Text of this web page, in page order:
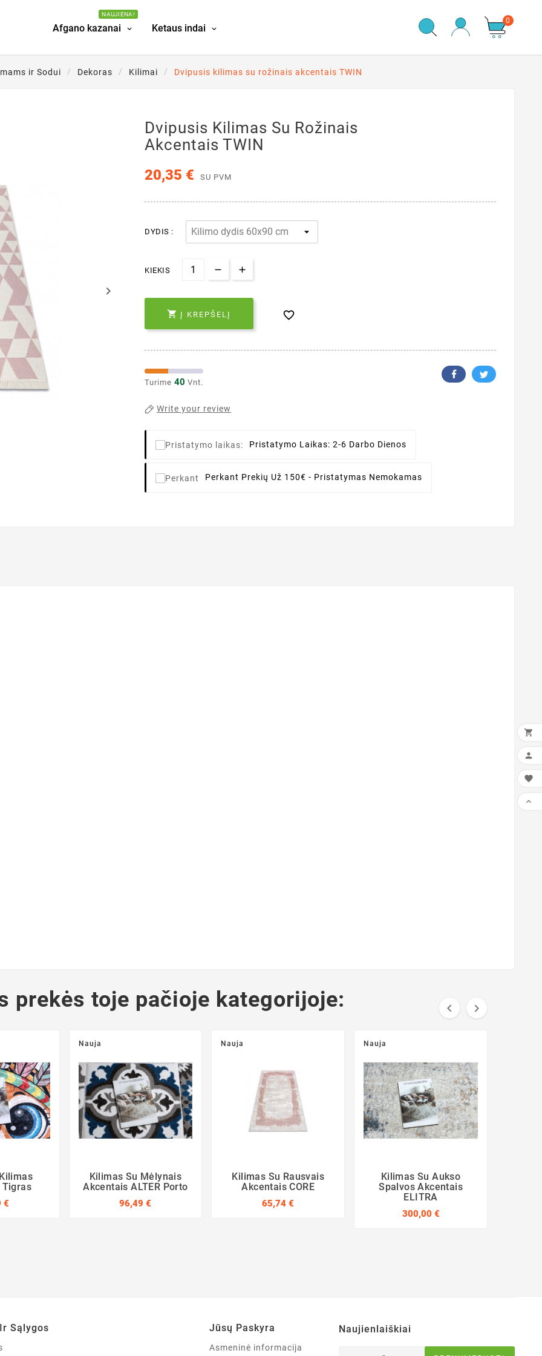
Afgano kazanai
NAUJIENA!
Ketaus indai
0
ir Sodui Dekoras Kilimai Dvipusis kilimas su rožinais akcentais TWIN
keyboard_arrow_right
Dvipusis Kilimas Su Rožinais
Akcentais TWIN
20,35 € SU PVM
DYDIS :
KIEKIS
 Į KREPŠELĮ 
Turime 40 Vnt.
Write your review
Pristatymo Laikas: 2-6 Darbo Dienos
Perkant Prekių Už 150€ - Pristatymas Nemokamas
prekės toje pačioje kategorijoje:  
Tigras
€
Nauja
Kilimas Su Mėlynais
Akcentais ALTER Porto
96,49 €
Nauja
Kilimas Su Rausvais
Akcentais CORE
65,74 €
Nauja
Kilimas Su Aukso
Spalvos Akcentais
ELITRA
300,00 €
Sąlygos Jūsų Paskyra
Asmeninė informacija
Naujienlaiškiai



